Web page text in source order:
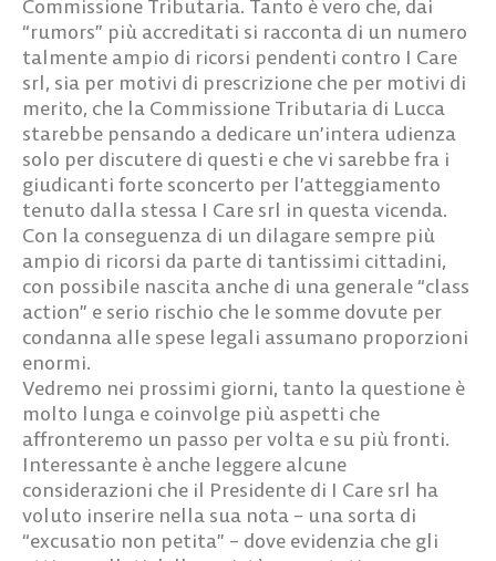
Commissione Tributaria. Tanto è vero che, dai
“rumors” più accreditati si racconta di un numero
talmente ampio di ricorsi pendenti contro I Care
srl, sia per motivi di prescrizione che per motivi di
merito, che la Commissione Tributaria di Lucca
starebbe pensando a dedicare un’intera udienza
solo per discutere di questi e che vi sarebbe fra i
giudicanti forte sconcerto per l’atteggiamento
tenuto dalla stessa I Care srl in questa vicenda.
Con la conseguenza di un dilagare sempre più
ampio di ricorsi da parte di tantissimi cittadini,
con possibile nascita anche di una generale “class
action” e serio rischio che le somme dovute per
condanna alle spese legali assumano proporzioni
enormi.
Vedremo nei prossimi giorni, tanto la questione è
molto lunga e coinvolge più aspetti che
affronteremo un passo per volta e su più fronti.
Interessante è anche leggere alcune
considerazioni che il Presidente di I Care srl ha
voluto inserire nella sua nota – una sorta di
“excusatio non petita” – dove evidenzia che gli